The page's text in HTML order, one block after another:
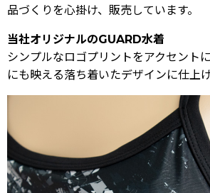
品づくりを心掛け、販売しています。
当社オリジナルのGUARD水着
シンプルなロゴプリントをアクセント
にも映える落ち着いたデザインに仕上げ